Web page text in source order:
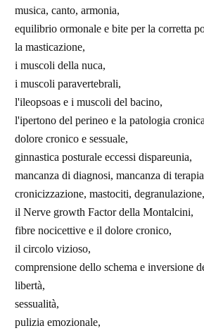
musica, canto, armonia,
equilibrio ormonale e bite per la corretta
la masticazione,
i muscoli della nuca,
i muscoli paravertebrali,
l'ileopsoas e i muscoli del bacino,
l'ipertono del perineo e la patologia
dolore cronico e sessuale,
ginnastica posturale eccessi dispareunia,
mancanza di diagnosi, mancanza di
cronicizzazione, mastociti, degranulazione,
il Nerve growth Factor della Montalcini,
fibre nocicettive e il dolore cronico,
il circolo vizioso,
comprensione dello schema e inversione
libertà,
sessualità,
pulizia emozionale,